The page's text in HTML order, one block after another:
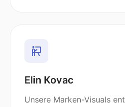
Elin Kovac
Unsere Marken-Visuals